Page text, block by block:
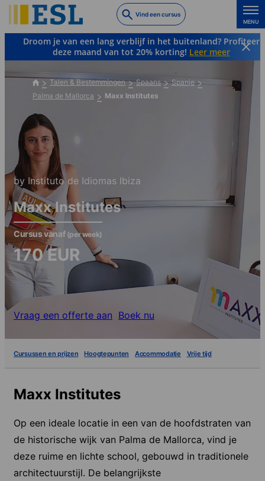
to
main
content
Vind een cursus
MENU
Droom je van een lang verblijf in het buitenland? Profiteer
deze maand van tot 20% korting! Leer meer
Talen & Bestemmingen Spaans
Spanje
Palma de Mallorca
Maxx Institutes
by Instituto de Idiomas Ibiza
Maxx Institutes
Cursus vanaf (per week)
170EUR
Vraag een offerte aan Boek nu
Cursussen en prijzen Hoogtepunten Accommodatie Vrije tijd
Maxx Institutes
Op een ideale locatie in een van de hoofdstraten van
de historische wijk van Palma de Mallorca, vind je
deze ruime en lichte school, gebouwd in traditionele
architectuurstijl. De belangrijkste